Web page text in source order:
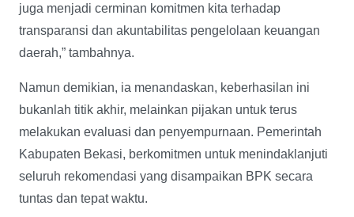
juga menjadi cerminan komitmen kita terhadap
transparansi dan akuntabilitas pengelolaan keuangan
daerah,” tambahnya.
Namun demikian, ia menandaskan, keberhasilan ini
bukanlah titik akhir, melainkan pijakan untuk terus
melakukan evaluasi dan penyempurnaan. Pemerintah
Kabupaten Bekasi, berkomitmen untuk menindaklanjuti
seluruh rekomendasi yang disampaikan BPK secara
tuntas dan tepat waktu.